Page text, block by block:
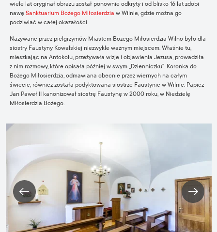
wiele lat oryginał obrazu został ponownie odkryty i od blisko 16 lat zdobi
nawę Sanktuarium Bożego Miłosierdzia w Wilnie, gdzie można go
podziwiać w całej okazałości.
Nazywane przez pielgrzymów Miastem Bożego Miłosierdzia Wilno było dla
siostry Faustyny Kowalskiej niezwykle ważnym miejscem. Właśnie tu,
mieszkając na Antokolu, przeżywała wizje i objawienia Jezusa, prowadziła
z nim rozmowy, które opisała później w swym „Dzienniczku”. Koronka do
Bożego Miłosierdzia, odmawiana obecnie przez wiernych na całym
świecie, również została podyktowana siostrze Faustynie w Wilnie. Papież
Jan Paweł II kanonizował siostrę Faustynę w 2000 roku, w Niedzielę
Miłosierdzia Bożego.